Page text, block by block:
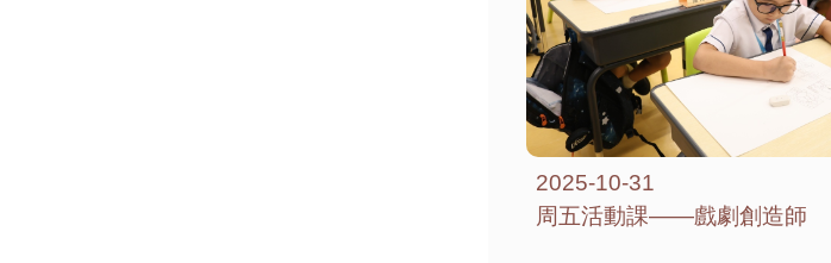
2025-10-31
周五活動課——戲劇創造師